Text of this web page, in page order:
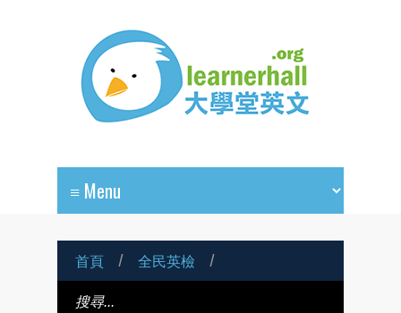
首頁 / 全民英檢 /